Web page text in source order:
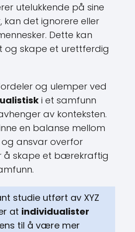
utelukkende på sine
kan det ignorere eller
Dette kan
og skape et urettferdig
og ulemper ved
i et samfunn
av konteksten.
en balanse mellom
ansvar overfor
å skape et bærekraftig
studie utført av XYZ
at individualister
til å være mer